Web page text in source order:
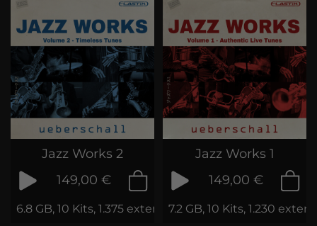
Jazz Works 2
149,00 €
6.8 GB, 10 Kits, 1.375 extended Loops
Jazz Works 1
149,00 €
7.2 GB, 10 Kits, 1.230